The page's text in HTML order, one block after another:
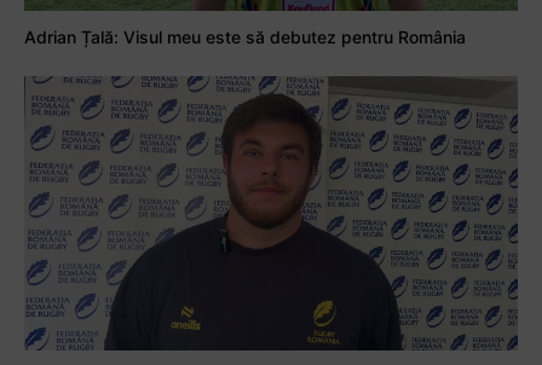
Adrian Țală: Visul meu este să debutez pentru România